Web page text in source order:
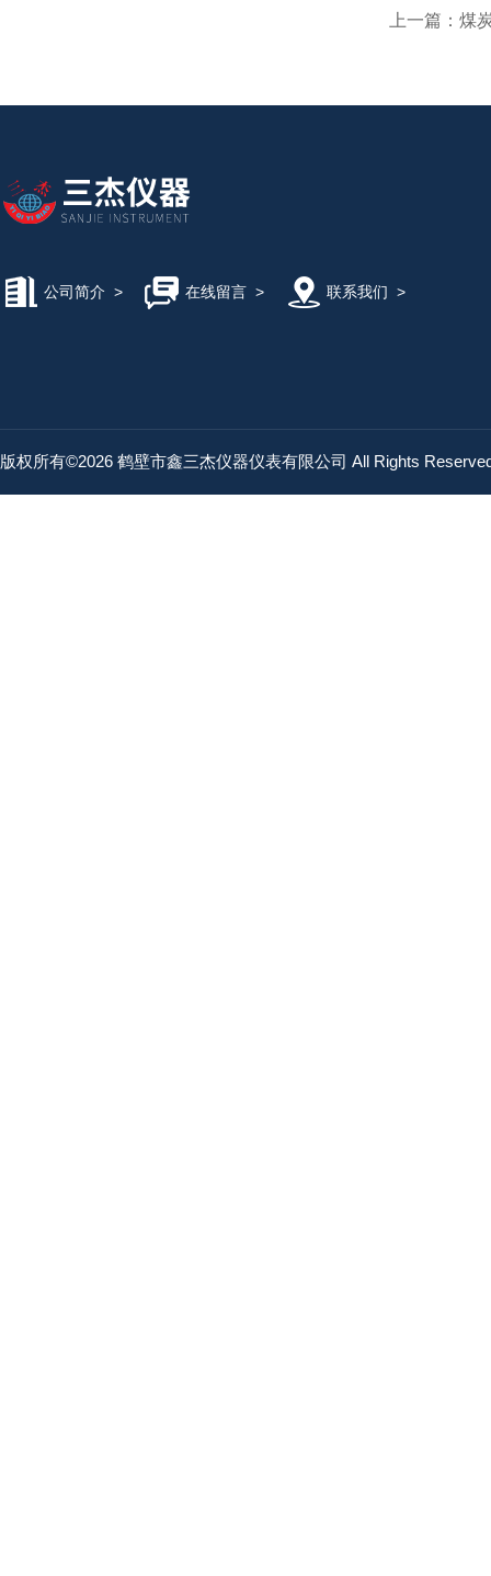
上一篇： 煤
公司简介 > 在线留言> 联系我们 >
版权所有©2026 鹤壁市鑫三杰仪器仪表有限公司 All Rights